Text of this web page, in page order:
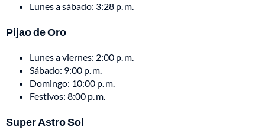
Lunes a sábado: 3:28 p. m.
Pijao de Oro
Lunes a viernes: 2:00 p. m.
Sábado: 9:00 p. m.
Domingo: 10:00 p. m.
Festivos: 8:00 p. m.
Super Astro Sol